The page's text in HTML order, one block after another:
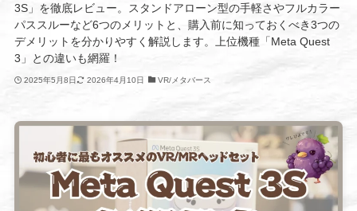
3S」を徹底レビュー。スタンドアローン型の手軽さやフルカラー
パススルーなど6つのメリットと、購入前に知っておくべき3つの
デメリットを分かりやすく解説します。上位機種「Meta Quest
3」との違いも網羅！
2025年5月8日 2026年4月10日 VR/メタバース